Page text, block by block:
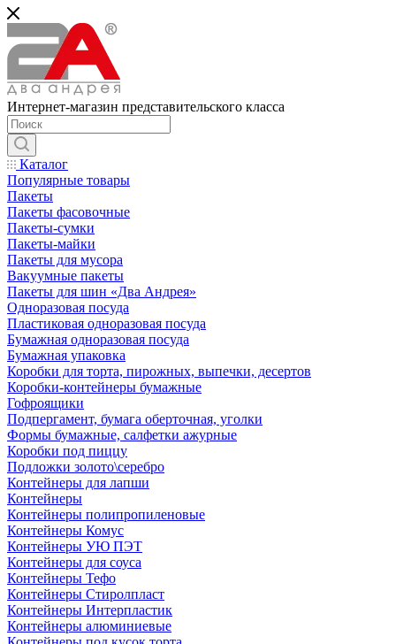
Интернет-магазин представительского класса
Каталог
Популярные товары
Пакеты
Пакеты фасовочные
Пакеты-сумки
Пакеты-майки
Пакеты для мусора
Вакуумные пакеты
Пакеты для шин «Два Андрея»
Одноразовая посуда
Пластиковая одноразовая посуда
Бумажная одноразовая посуда
Бумажная упаковка
Коробки для торта, пирожных, выпечки, десертов
Коробки-контейнеры бумажные
Гофроящики
Подпергамент, бумага оберточная, уголки
Формы бумажные, салфетки ажурные
Коробки под пиццу
Подложки золото\серебро
Контейнеры для лапши
Контейнеры
Контейнеры полипропиленовые
Контейнеры Комус
Контейнеры УЮ ПЭТ
Контейнеры для соуса
Контейнеры Тефо
Контейнеры Стиролпласт
Контейнеры Интерпластик
Контейнеры алюминиевые